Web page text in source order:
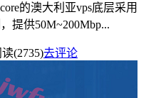
的澳大利亚vps底层采用
提供50M~200Mbp...
读(2735)去评论